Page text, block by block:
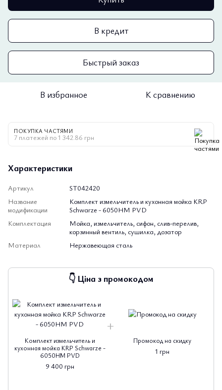
В кредит
Быстрый заказ
В избранное К сравнению
ПОКУПКА ЧАСТЯМИ
7 платежей по 1 342.86 грн
Характеристики
Артикул
ST042420
Название
модификации
Комплект измельчитель и кухонная мойка KRP
Schwarze - 6050HM PVD
Комплектация
Мойка, измельчитель, сифон, слив-перелив,
корзинный вентиль, сушилка, дозатор
Материал
Нержавеющая сталь
👇 Ціна з промокодом
Комплект измельчитель и
кухонная мойка KRP Schwarze -
6050HM PVD
9 400 грн
Промокод на скидку
1 грн